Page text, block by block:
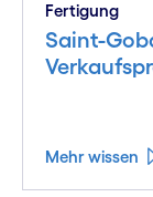
Fertigung
Saint-
Mehr wissen